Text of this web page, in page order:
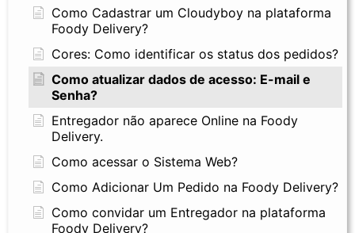
Como Cadastrar um Cloudyboy na plataforma
Foody Delivery?
Cores: Como identificar os status dos pedidos?
Como atualizar dados de acesso: E-mail e
Senha?
Entregador não aparece Online na Foody
Delivery.
Como acessar o Sistema Web?
Como Adicionar Um Pedido na Foody Delivery?
Como convidar um Entregador na plataforma
Foody Delivery?